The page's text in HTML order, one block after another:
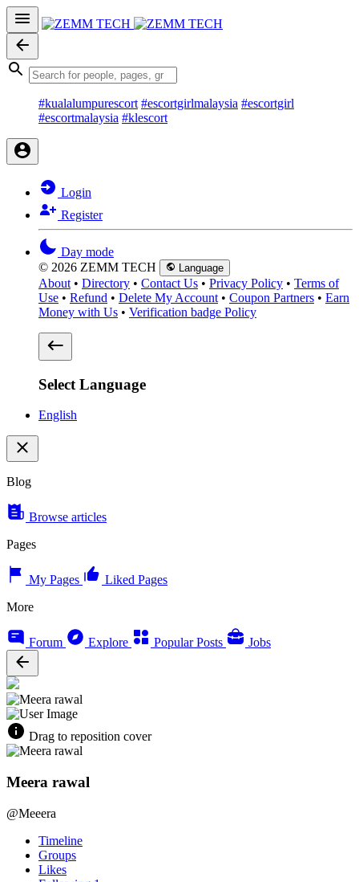
#kualalumpurescort #escortgirlmalaysia #escortgirl
#escortmalaysia #klescort
Login
Register
Day mode
© 2026 ZEMM TECH
Language
About • Directory • Contact Us • Privacy Policy • Terms of
Use • Refund • Delete My Account • Coupon Partners • Earn
Money with Us • Verification badge Policy
Select Language
English
Blog
Browse articles
Pages
My Pages
Liked Pages
More
Forum Explore Popular Posts Jobs
Drag to reposition cover
Meera rawal
@Meeera
Timeline
Groups
Likes